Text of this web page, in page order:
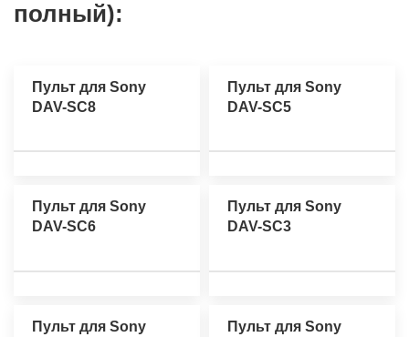
полный):
Пульт для Sony
DAV-SC8
Пульт для Sony
DAV-SC5
Пульт для Sony
DAV-SC6
Пульт для Sony
DAV-SC3
Пульт для Sony
Пульт для Sony